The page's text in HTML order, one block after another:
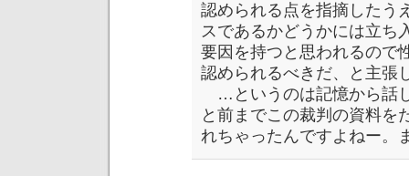
認められる点を指摘したう
スであるかどうかには立ち
要因を持つと思われるので
認められるべきだ、と主張
…というのは記憶から話
と前までこの裁判の資料を
れちゃったんですよねー。